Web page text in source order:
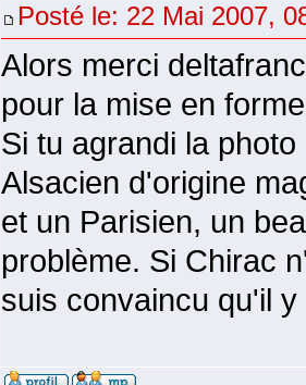
Posté le: 22 Mai 2007,
Alors merci
pour la mise en
Si tu agrandi la
Alsacien d'origine
et un Parisien, un
problème. Si Chirac
suis convaincu qu'il